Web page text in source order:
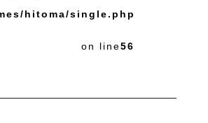
hitoma/single.php
on line56